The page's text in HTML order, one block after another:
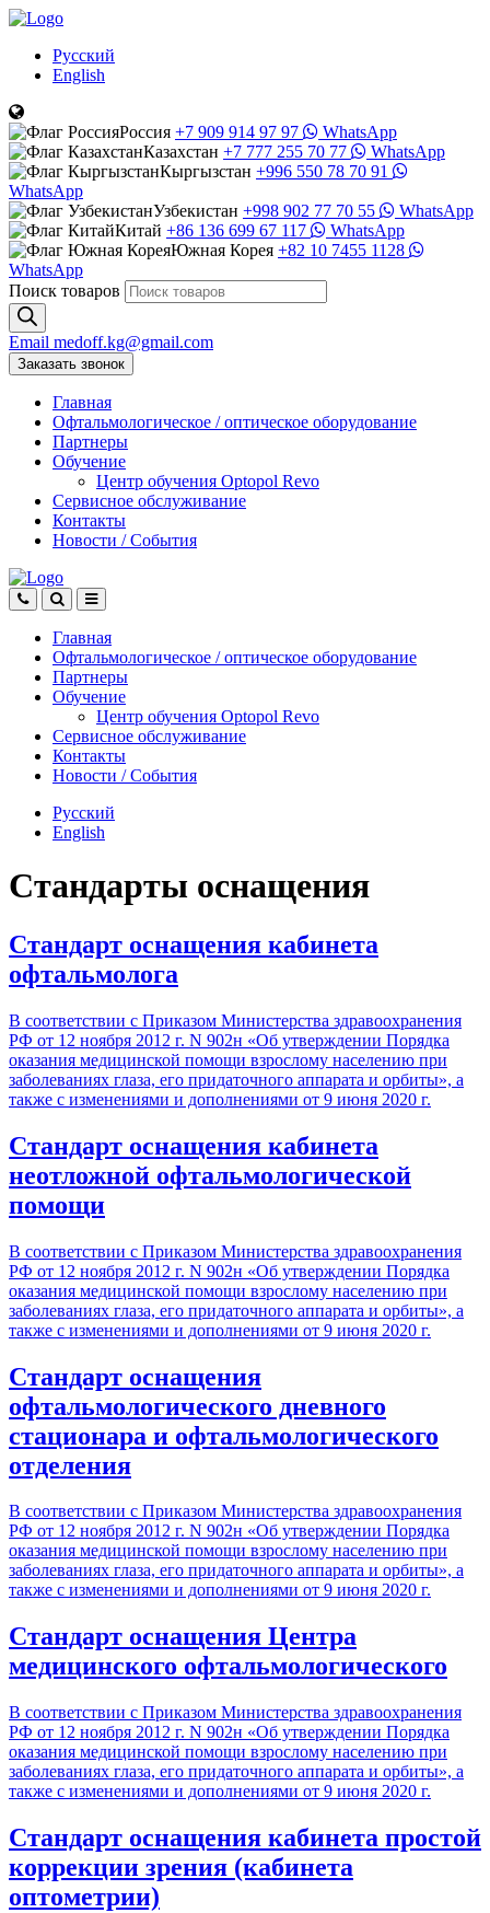
Русский
English
Россия +7 909 914 97 97
WhatsApp
Казахстан +7 777 255 70 77
WhatsApp
Кыргызстан +996 550 78 70 91
WhatsApp
Узбекистан +998 902 77 70 55
WhatsApp
Китай +86 136 699 67 117
WhatsApp
Южная Корея +82 10 7455 1128
WhatsApp
Поиск товаров
Email medoff.kg@gmail.com
Заказать звонок
Главная
Офтальмологическое / оптическое оборудование
Партнеры
Обучение
Центр обучения Оptopol Revo
Сервисное обслуживание
Контакты
Новости / События
Главная
Офтальмологическое / оптическое оборудование
Партнеры
Обучение
Центр обучения Оptopol Revo
Сервисное обслуживание
Контакты
Новости / События
Русский
English
Стандарты оснащения
Стандарт оснащения кабинета
офтальмолога
В соответствии с Приказом Министерства здравоохранения
РФ от 12 ноября 2012 г. N 902н «Об утверждении Порядка
оказания медицинской помощи взрослому населению при
заболеваниях глаза, его придаточного аппарата и орбиты», а
также с изменениями и дополнениями от 9 июня 2020 г.
Стандарт оснащения кабинета
неотложной офтальмологической
помощи
В соответствии с Приказом Министерства здравоохранения
РФ от 12 ноября 2012 г. N 902н «Об утверждении Порядка
оказания медицинской помощи взрослому населению при
заболеваниях глаза, его придаточного аппарата и орбиты», а
также с изменениями и дополнениями от 9 июня 2020 г.
Стандарт оснащения
офтальмологического дневного
стационара и офтальмологического
отделения
В соответствии с Приказом Министерства здравоохранения
РФ от 12 ноября 2012 г. N 902н «Об утверждении Порядка
оказания медицинской помощи взрослому населению при
заболеваниях глаза, его придаточного аппарата и орбиты», а
также с изменениями и дополнениями от 9 июня 2020 г.
Стандарт оснащения Центра
медицинского офтальмологического
В соответствии с Приказом Министерства здравоохранения
РФ от 12 ноября 2012 г. N 902н «Об утверждении Порядка
оказания медицинской помощи взрослому населению при
заболеваниях глаза, его придаточного аппарата и орбиты», а
также с изменениями и дополнениями от 9 июня 2020 г.
Стандарт оснащения кабинета простой
коррекции зрения (кабинета
оптометрии)